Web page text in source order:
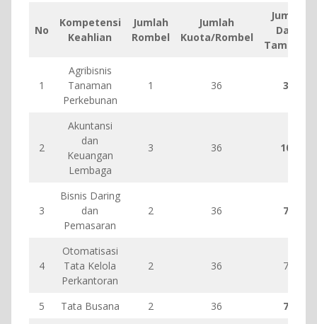
No
Kompetensi
Keahlian
Jumlah
Rombel
Jumlah
Kuota/Rombel
Jumlah
Daya
Tampung
1
Agribisnis
Tanaman
Perkebunan
1 36 36
2
Akuntansi
dan
Keuangan
Lembaga
3 36 108
3
Bisnis Daring
dan
Pemasaran
2 36 72
4
Otomatisasi
Tata Kelola
Perkantoran
2 36 72
5 Tata Busana 2 36 72